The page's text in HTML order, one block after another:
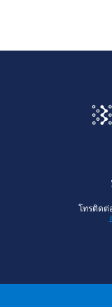
โทรติดต่